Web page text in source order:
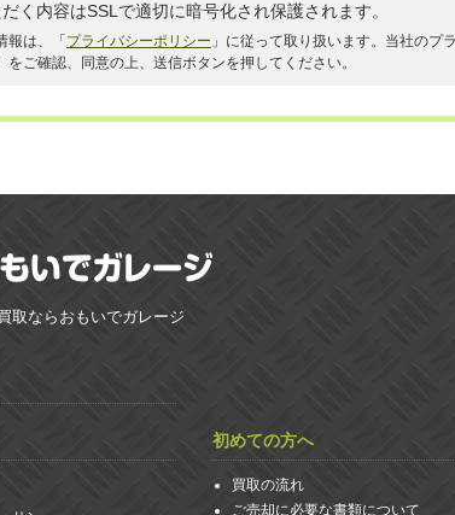
く内容はSSLで適切に暗号化され保護されます。
は、「 プライバシーポリシー 」に従って取り扱います。当社のプ
ご確認、同意の上、送信ボタンを押してください。
取ならおもいでガレージ
初めての方へ
買取の流れ
ご売却に必要な書類について